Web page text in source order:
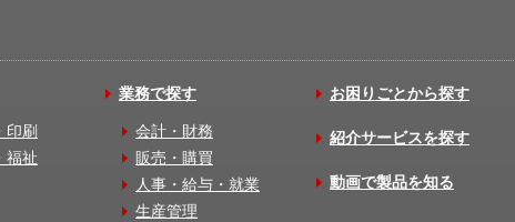
印刷
福祉
業務で探す
会計・財務
販売・購買
人事・給与・就業
生産管理
お困りごとから探す
紹介サービスを探す
動画で製品を知る